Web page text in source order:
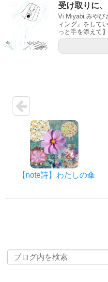
受け取りに
Vi Miyabi みやび
ィング』をして
っと手を添えて】
【note詩】わたしの傘